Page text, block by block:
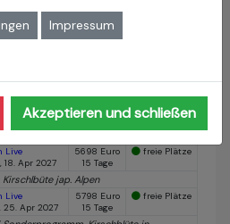
Ostern
Reisepreis
Status
Live
18. Apr 2027
5698 Euro
15 Tage
freie Plätze
jap. Alpen
Live
25. Apr 2027
5798 Euro
15 Tage
freie Plätze
Impressum
Akzeptieren und schließen